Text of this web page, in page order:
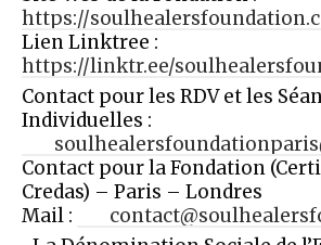
https://
Lien Linktree :
https://linktr.ee/
Contact pour les RDV et les
Individuelles :
Contact pour la Fondation
Credas) – Paris – Londres
Mail :